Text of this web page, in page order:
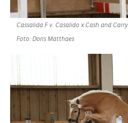
Cassalida F v. Casalido x Cash and Carry
Foto: Doris Matthaes